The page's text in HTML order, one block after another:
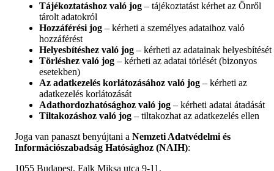
Tájékoztatáshoz való jog – tájékoztatást kérhet az Önről
tárolt adatokról
Hozzáférési jog – kérheti a személyes adataihoz való
hozzáférést
Helyesbítéshez való jog – kérheti az adatainak helyesbítését
Törléshez való jog – kérheti az adatai törlését (bizonyos
esetekben)
Az adatkezelés korlátozásához való jog – kérheti az
adatkezelés korlátozását
Adathordozhatósághoz való jog – kérheti adatai átadását
Tiltakozáshoz való jog – tiltakozhat az adatkezelés ellen
Joga van panaszt benyújtani a Nemzeti Adatvédelmi és
Információszabadság Hatósághoz (NAIH):
1055 Budapest, Falk Miksa utca 9-11.